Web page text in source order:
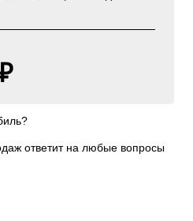
ответит на любые вопросы